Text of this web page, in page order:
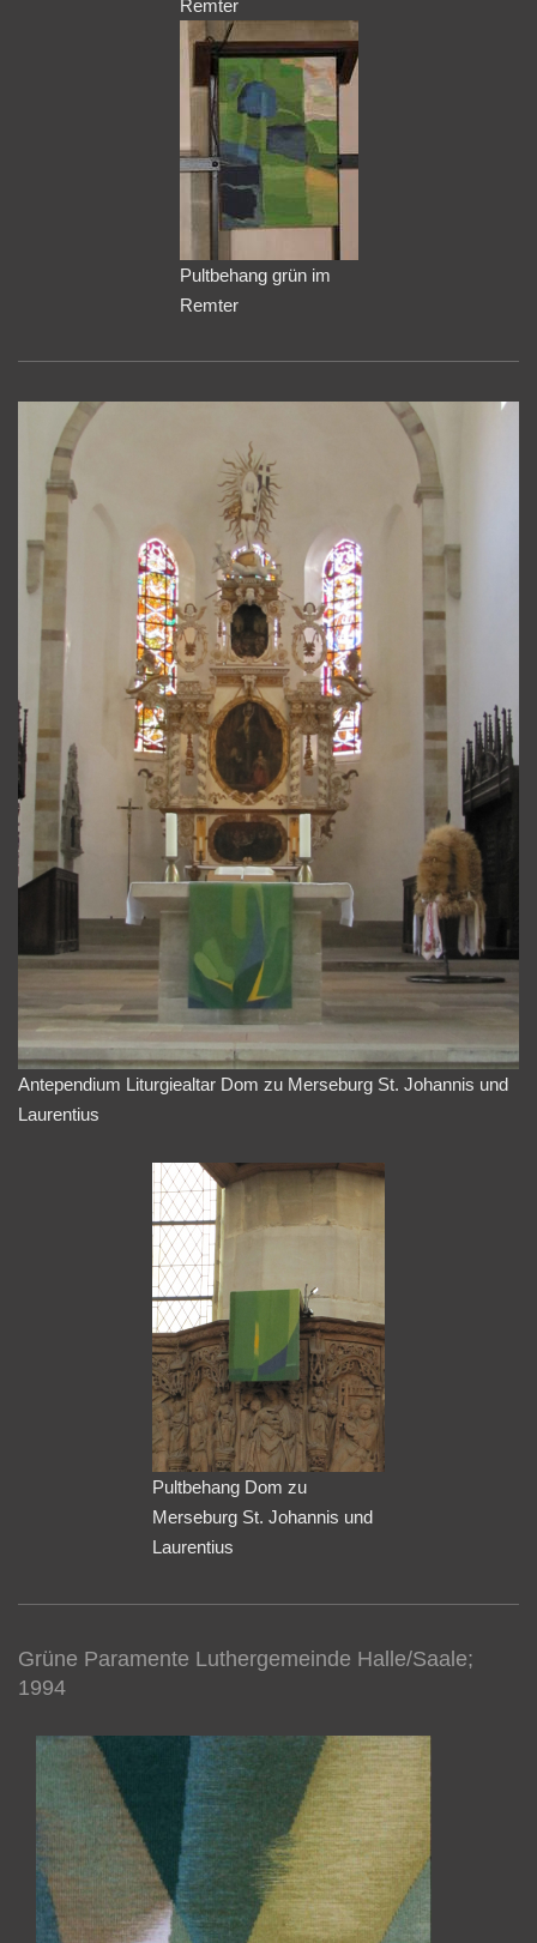
Remter
Pultbehang grün im
Remter
Antependium Liturgiealtar Dom zu Merseburg St. Johannis und
Laurentius
Pultbehang Dom zu
Merseburg St. Johannis und
Laurentius
Grüne Paramente Luthergemeinde Halle/Saale;
1994